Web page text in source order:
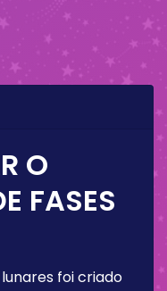
O
FASES
foi criado